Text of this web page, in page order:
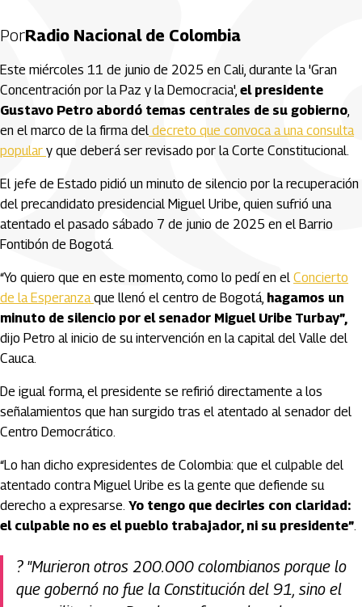
PorRadio Nacional de Colombia
Este miércoles 11 de junio de 2025 en Cali, durante la 'Gran
Concentración por la Paz y la Democracia', el presidente
Gustavo Petro abordó temas centrales de su gobierno,
en el marco de la firma del decreto que convoca a una consulta
popular y que deberá ser revisado por la Corte Constitucional.
El jefe de Estado pidió un minuto de silencio por la recuperación
del precandidato presidencial Miguel Uribe, quien sufrió una
atentado el pasado sábado 7 de junio de 2025 en el Barrio
Fontibón de Bogotá.
“Yo quiero que en este momento, como lo pedí en el Concierto
de la Esperanzaque llenó el centro de Bogotá, hagamos un
minuto de silencio por el senador Miguel Uribe Turbay”,
dijo Petro al inicio de su intervención en la capital del Valle del
Cauca.
De igual forma, el presidente se refirió directamente a los
señalamientos que han surgido tras el atentado al senador del
Centro Democrático.
“Lo han dicho expresidentes de Colombia: que el culpable del
atentado contra Miguel Uribe es la gente que defiende su
derecho a expresarse. Yo tengo que decirles con claridad:
el culpable no es el pueblo trabajador, ni su presidente”.
?️ "Murieron otros 200.000 colombianos porque lo
que gobernó no fue la Constitución del 91, sino el